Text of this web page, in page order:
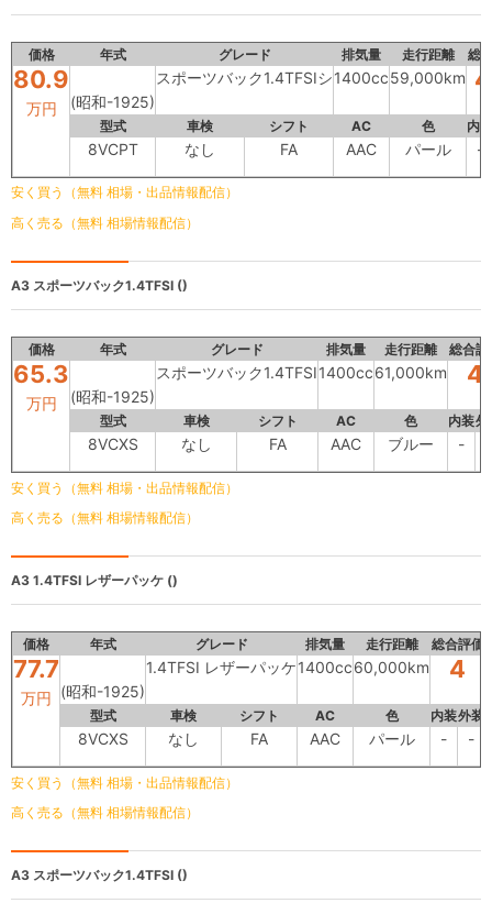
価格 年式 グレード 排気量 走行距離 総
80.9
万円 (昭和-1925)
スポーツバック1.4TFSIシ1400cc59,000km
型式 車検 シフト AC 色 内装
8VCPT なし FA AAC パール -
安く買う（無料 相場・出品情報配信）
高く売る（無料 相場情報配信）
A3 スポーツバック1.4TFSI ()
価格 年式 グレード 排気量 走行距離 総合評
65.3
万円 (昭和-1925)
スポーツバック1.4TFSI1400cc61,000km 4
型式 車検 シフト AC 色 内装外
8VCXS なし FA AAC ブルー -
安く買う（無料 相場・出品情報配信）
高く売る（無料 相場情報配信）
A3 1.4TFSI レザーパッケ ()
価格 年式 グレード 排気量 走行距離 総合評価
77.7
万円 (昭和-1925)
1.4TFSI レザーパッケ1400cc60,000km 4
型式 車検 シフト AC 色 内装外装
8VCXS なし FA AAC パール - -
安く買う（無料 相場・出品情報配信）
高く売る（無料 相場情報配信）
A3 スポーツバック1.4TFSI ()